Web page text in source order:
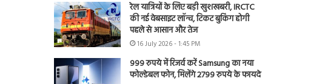
रेल यात्रियों के लिए बड़ी खुशखबरी, IRCTC
की नई वेबसाइट लॉन्च, टिकट बुकिंग होगी
पहले से आसान और तेज
16 July 2026 - 1:45 PM
999 रुपये में रिजर्व करें Samsung का नया
फोल्डेबल फोन, मिलेंगे 2799 रुपये के फायदे